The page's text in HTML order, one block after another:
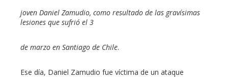
joven Daniel Zamudio, como resultado de las gravísimas
lesiones que sufrió el 3
de marzo en Santiago de Chile.
Ese día, Daniel Zamudio fue víctima de un ataque